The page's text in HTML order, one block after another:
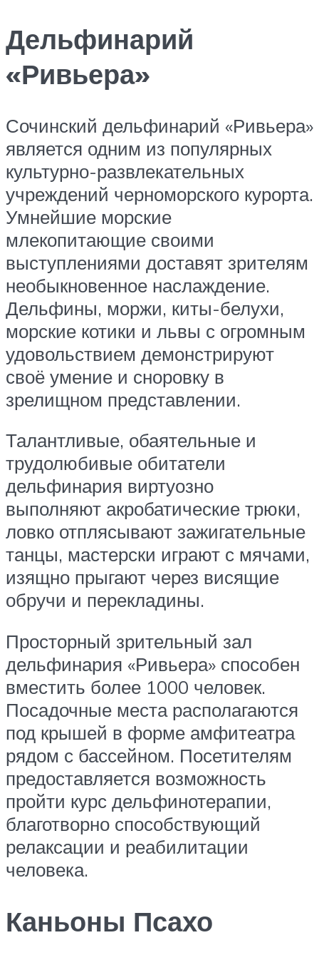
Дельфинарий
«Ривьера»
Сочинский дельфинарий «Ривьера»
является одним из популярных
культурно-развлекательных
учреждений черноморского курорта.
Умнейшие морские
млекопитающие своими
выступлениями доставят зрителям
необыкновенное наслаждение.
Дельфины, моржи, киты-белухи,
морские котики и львы с огромным
удовольствием демонстрируют
своё умение и сноровку в
зрелищном представлении.
Талантливые, обаятельные и
трудолюбивые обитатели
дельфинария виртуозно
выполняют акробатические трюки,
ловко отплясывают зажигательные
танцы, мастерски играют с мячами,
изящно прыгают через висящие
обручи и перекладины.
Просторный зрительный зал
дельфинария «Ривьера» способен
вместить более 1000 человек.
Посадочные места располагаются
под крышей в форме амфитеатра
рядом с бассейном. Посетителям
предоставляется возможность
пройти курс дельфинотерапии,
благотворно способствующий
релаксации и реабилитации
человека.
Каньоны Псахо